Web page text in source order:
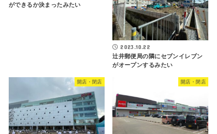
ができるか決まったみたい
2023.10.22
辻井郵便局の隣にセブンイレブン
がオープンするみたい
開店・閉店 開店・閉店